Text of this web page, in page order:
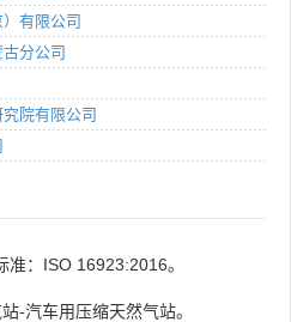
有限公司
分公司
院有限公司
：ISO 16923:2016。
-汽车用压缩天然气站。